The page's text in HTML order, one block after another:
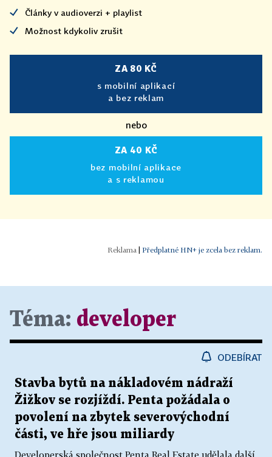
Články v audioverzi + playlist
Možnost kdykoliv zrušit
ZA 80 KČ
s mobilní aplikací
a bez reklam
nebo
ZA 40 KČ
bez mobilní aplikace
a s reklamou
Předplatné HN+ je zcela bez reklam.
Téma: developer
ODEBÍRAT
Stavba bytů na nákladovém nádraží
Žižkov se rozjíždí. Penta požádala o
povolení na zbytek severovýchodní
části, ve hře jsou miliardy
Developerská společnost Penta Real Estate udělala další